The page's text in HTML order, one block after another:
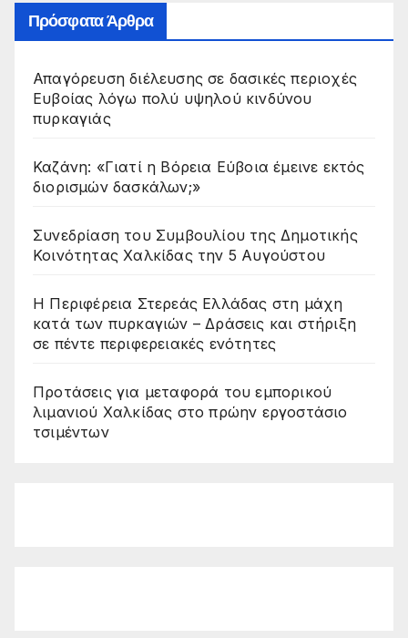
Πρόσφατα Άρθρα
Απαγόρευση διέλευσης σε δασικές περιοχές
Ευβοίας λόγω πολύ υψηλού κινδύνου
πυρκαγιάς
Καζάνη: «Γιατί η Βόρεια Εύβοια έμεινε εκτός
διορισμών δασκάλων;»
Συνεδρίαση του Συμβουλίου της Δημοτικής
Κοινότητας Χαλκίδας την 5 Αυγούστου
Η Περιφέρεια Στερεάς Ελλάδας στη μάχη
κατά των πυρκαγιών – Δράσεις και στήριξη
σε πέντε περιφερειακές ενότητες
Προτάσεις για μεταφορά του εμπορικού
λιμανιού Χαλκίδας στο πρώην εργοστάσιο
τσιμέντων